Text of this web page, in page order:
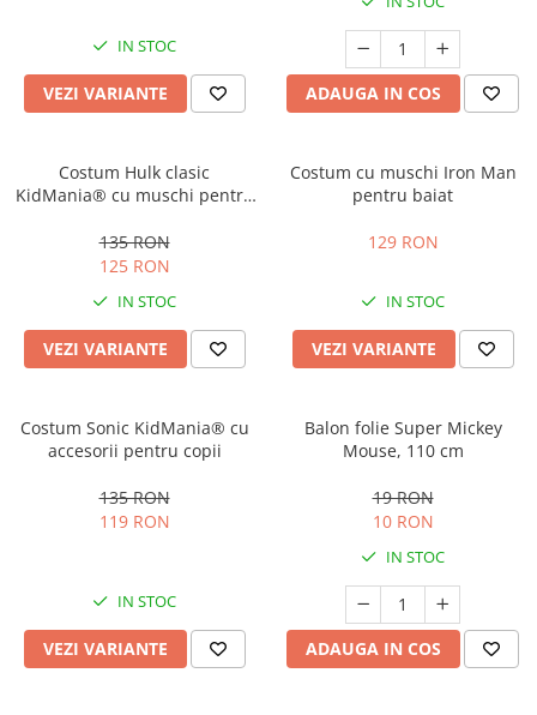
Costume Vrajitoare Copii
Costume pentru Halloween
Costume Populare
Pinata petreceriIN STOC
VEZI VARIANTE ADAUGA IN COS
Costum Hulk clasic
KidMania® cu muschi pentru
135 RON
125 RON
IN STOC
VEZI VARIANTE
Costum cu muschi Iron Man
pentru baiat
129 RON
IN STOC
VEZI VARIANTE
Costum Sonic KidMania® cu
accesorii pentru copii
135 RON
119 RON
IN STOC
VEZI VARIANTE
Balon folie Super Mickey
Mouse, 110 cm
19 RON
10 RON
IN STOC
ADAUGA IN COS